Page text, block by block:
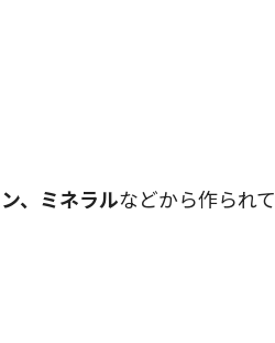
、ミネラルなどから作られて